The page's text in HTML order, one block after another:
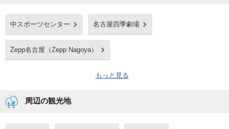
中スポーツセンター 名古屋四季劇場
Zepp名古屋（Zepp Nagoya）
もっと見る
周辺の観光地